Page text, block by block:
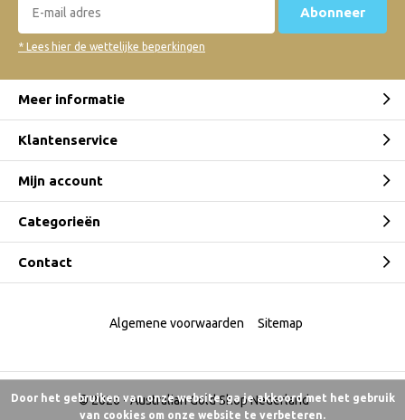
Australian Gold SPF 30 Spray Gel
met Bronzer & SPF 50 Face met
Self Tanner
AUSTRALIAN GOLD
Producten zonder
Abonneer
* Lees hier de wettelijke beperkingen
Meer informatie
Klantenservice
Mijn account
Categorieën
Contact
© 2026 -Australian Gold Shop Nederland
Algemene voorwaarden Sitemap
Door het gebruiken van onze website, ga je akkoord met het gebruik
van cookies om onze website te verbeteren.